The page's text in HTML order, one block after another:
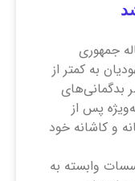
جمهوری
به کمتر از
بد‌گمانی‌های
پس از
خانه و کاشانه خود
وابسته به